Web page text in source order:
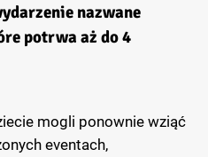
nazwane
potrwa aż do 4
mogli ponownie wziąć
eventach,